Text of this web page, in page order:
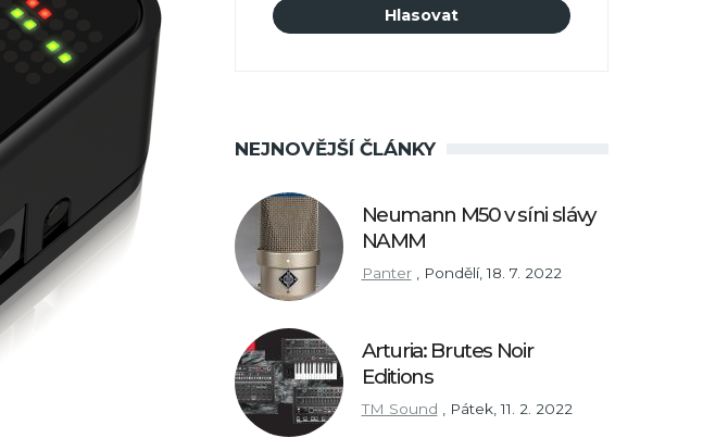
NEJNOVĚJŠÍ ČLÁNKY
Neumann M50 v síni slávy
NAMM
Panter Pondělí, 18. 7. 2022
Arturia: Brutes Noir
Editions
TM Sound , Pátek, 11. 2. 2022